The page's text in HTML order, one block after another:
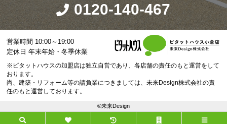
0120-140-467
営業時間 10:00～19:00
定休日 年末年始・冬季休業
※ピタットハウスの加盟店は独立自営であり、各店舗の責任のもと運営をして
おります。
尚、建築・リフォーム等の請負業につきましては、未来Design株式会社の責
任のもと運営しております。
©未来Design